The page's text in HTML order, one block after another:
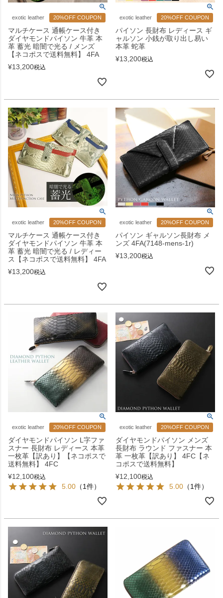
exotic leather 20%OFF COUPON
マルチケース 通帳ケース付き
ダイヤモンドパイソン 牛革 本
革 蓄光 暗闇で光る / メンズ
【ネコポスで送料無料】 4FA
¥13,200税込
exotic leather 20%OFF COUPON
パイソン 長財布 レディース ギ
ャルソン 小銭が取り出し易い
本革 蛇革
¥13,200税込
exotic leather 20%OFF COUPON
マルチケース 通帳ケース付き
ダイヤモンドパイソン 牛革 本
革 蓄光 暗闇で光る / レディー
ス【ネコポスで送料無料】 4FA
¥13,200税込
exotic leather 20%OFF COUPON
パイソン ギャルソン長財布 メ
ンズ 4FA(7148-mens-1r)
¥13,200税込
exotic leather 20%OFF COUPON
ダイヤモンドパイソン L字ファ
スナー 長財布 レディース 本革
一枚革【訳あり】【ネコポスで
送料無料】 4FC
¥12,100税込
5.00 （1件）
exotic leather 20%OFF COUPON
ダイヤモンドパイソン メンズ
長財布 ラウンド ファスナー 本
革 一枚革【訳あり】 4FC【ネ
コポスで送料無料】
¥12,100税込
5.00 （1件）